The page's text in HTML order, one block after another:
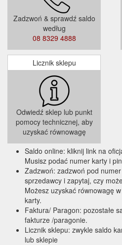
Zadzwoń & sprawdź saldo
według
08 8329 4888
Licznik sklepu
Odwiedź sklep lub punkt
pomocy technicznej, aby
uzyskać równowagę
Saldo online: kliknij link na
Musisz podać numer karty i
Zadzwoń: zadzwoń pod
sprzedawcy i zapytaj, czy
Możesz uzyskać równowagę
karty.
Faktura/ Paragon: pozostałe
fakturze /paragonie.
Licznik sklepu: zwykle saldo
lub sklepie